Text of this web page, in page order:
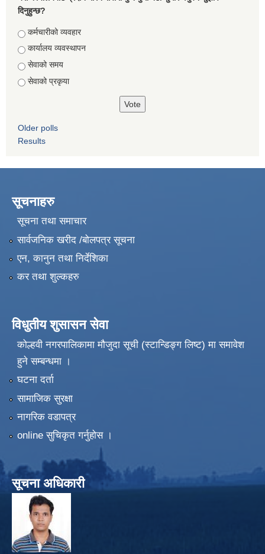
दिनुहुन्छ?
Choices
कर्मचारीको व्यवहार
कार्यालय व्यवस्थापन
सेवाको समय
सेवाको प्रकृया
Older polls
Results
सूचनाहरु
सूचना तथा समाचार
सार्वजनिक खरीद /बोलपत्र सूचना
एन, कानुन तथा निर्देशिका
कर तथा शुल्कहरु
विधुतीय शुसासन सेवा
कोल्हवी नगरपालिकामा मौजुदा सूची (स्टान्डिङ्ग लिष्ट) मा समावेश
हुने सम्बन्धमा ।
घटना दर्ता
सामाजिक सुरक्षा
नागरिक वडापत्र
online सुचिकृत गर्नुहोस ।
सूचना अधिकारी